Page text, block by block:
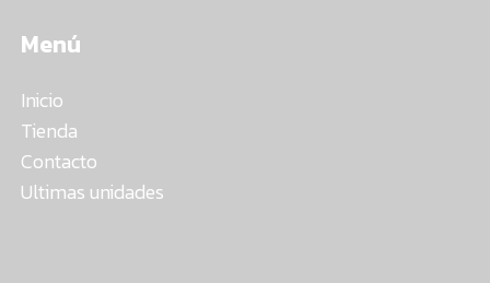
Menú
Inicio
Tienda
Contacto
Ultimas unidades